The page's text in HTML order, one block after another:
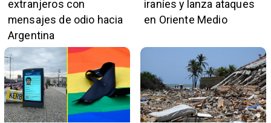
extranjeros con
mensajes de odio hacia
Argentina
iraníes y lanza ataques
en Oriente Medio